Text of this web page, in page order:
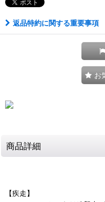
返品特約に関する重要事項
お
商品詳細
【疾走】